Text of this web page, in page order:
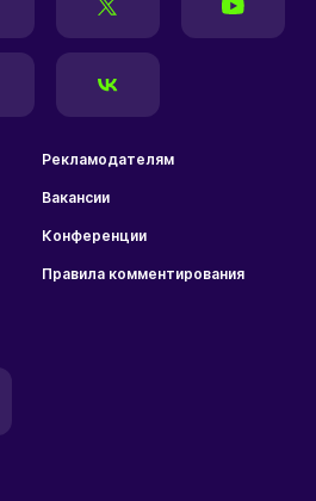
Рекламодателям
Вакансии
Конференции
Правила комментирования